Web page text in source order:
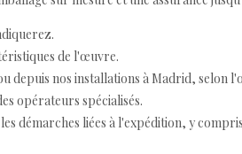
de l'œuvre.
depuis nos installations à Madrid, selon
opérateurs spécialisés.
démarches liées à l'expédition, y